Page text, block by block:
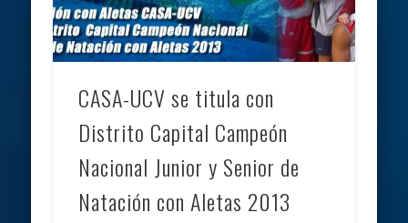
CASA-UCV se titula con
Distrito Capital Campeón
Nacional Junior y Senior de
Natación con Aletas 2013